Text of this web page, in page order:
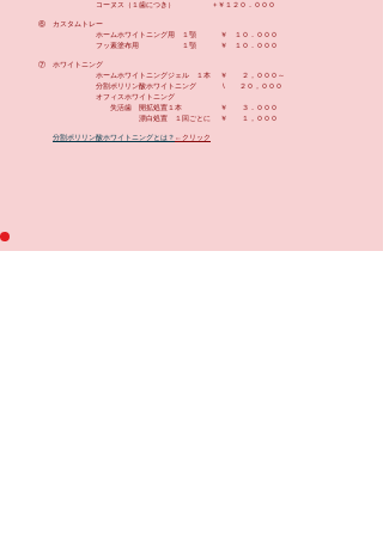
コーヌス（１歯につき） +￥１２０．０００
⑥ カスタムトレー
ホームホワイトニング用 １顎 ￥ １０．０００
フッ素塗布用 １顎 ￥ １０．０００
⑦ ホワイトニング
ホームホワイトニングジェル １本 ￥ ２，０００～
分割ポリリン酸ホワイトニング \ ２０，０００
オフィスホワイトニング
失活歯 開拡処置１本 ￥ ３．０００
漂白処置 １回ごとに ￥ １，０００
分割ポリリン酸ホワイトニングとは？ ← クリック